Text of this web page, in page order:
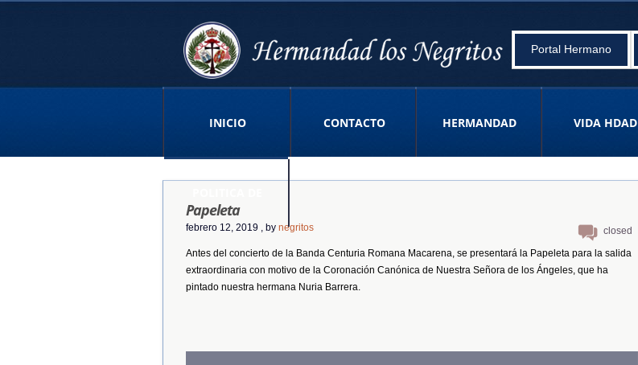
Portal Hermano
INICIO CONTACTO HERMANDAD VIDA HDAD
PRIVACIDAD APP
closed
Papeleta
febrero 12, 2019 , by negritos
Antes del concierto de la Banda Centuria Romana Macarena, se presentará la Papeleta para la salida
extraordinaria con motivo de la Coronación Canónica de Nuestra Señora de los Ángeles, que ha
pintado nuestra hermana Nuria Barrera.